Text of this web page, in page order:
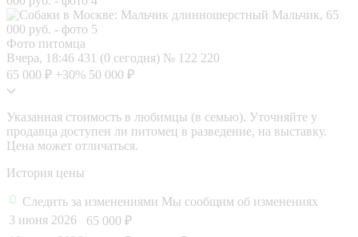
Фото питомца
Вчера, 18:46 431 (0 сегодня) № 122 220
65 000 ₽ +30% 50 000 ₽
Указанная стоимость в любимцы (в семью). Уточняйте у
продавца доступен ли питомец в разведение, на выставку.
Цена может отличаться.
История цены
Следить за изменениями Мы сообщим об изменениях
3 июня 2026
65 000 ₽